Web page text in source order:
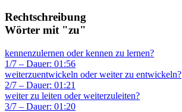
Rechtschreibung
Wörter mit "zu"
kennenzulernen oder kennen zu lernen?
1/7 – Dauer: 01:56
weiterzuentwickeln oder weiter zu entwickeln?
2/7 – Dauer: 01:21
weiter zu leiten oder weiterzuleiten?
3/7 – Dauer: 01:20